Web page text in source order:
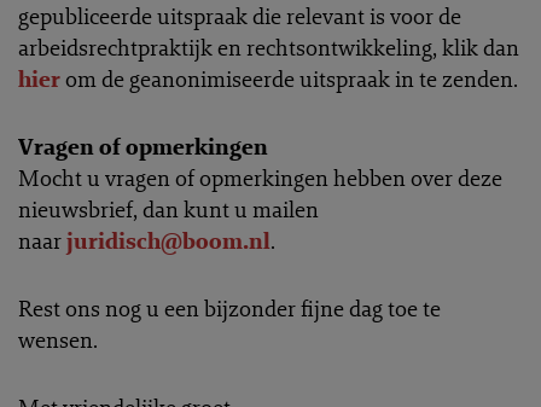
gepubliceerde uitspraak die relevant is voor de
arbeidsrechtpraktijk en rechtsontwikkeling, klik dan
hierom de geanonimiseerde uitspraak in te zenden.
Vragen of opmerkingen
Mocht u vragen of opmerkingen hebben over deze
nieuwsbrief, dan kunt u mailen
naarjuridisch@boom.nl.
Rest ons nog u een bijzonder fijne dag toe te
wensen.